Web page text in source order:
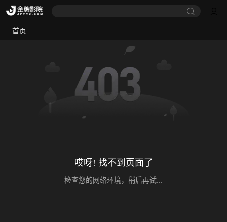
首页
哎呀! 找不到页面了
检查您的网络环境，稍后再试...